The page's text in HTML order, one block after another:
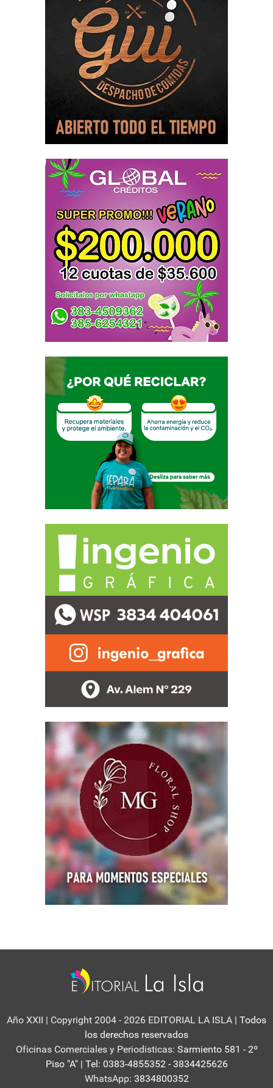
Año XXII | Copyright 2004 - 2026 EDITORIAL LA ISLA | Todos
los derechos reservados
Oficinas Comerciales y Periodisticas: Sarmiento 581 - 2º
Piso "A" | Tel: 0383-4855352 - 3834425626
WhatsApp: 3834800352